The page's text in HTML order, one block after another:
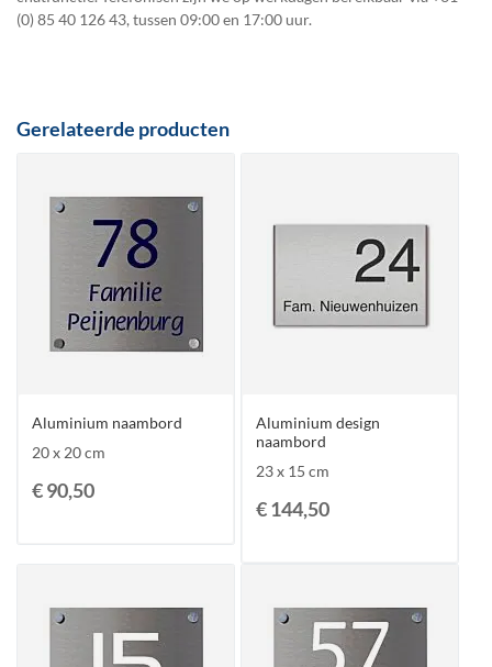
(0) 85 40 126 43, tussen 09:00 en 17:00 uur.
Gerelateerde producten
Aluminium naambord
20 x 20 cm
€ 90,50
Aluminium design
naambord
23 x 15 cm
€ 144,50